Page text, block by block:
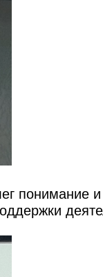
понимание